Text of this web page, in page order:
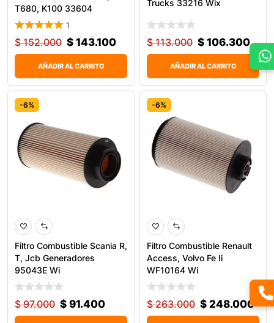
T680, K100 33604
1
$152.000 $ 143.100
AÑADIR AL CARRITO
Trucks 33216 Wix
$113.000 $ 106.300
AÑADIR AL CARRITO
-6%
Filtro Combustible Scania R,
T, Jcb Generadores
95043E Wi
$97.000 $ 91.400
-6%
Filtro Combustible Renault
Access, Volvo Fe Ii
WF10164 Wi
$263.000 $ 248.000